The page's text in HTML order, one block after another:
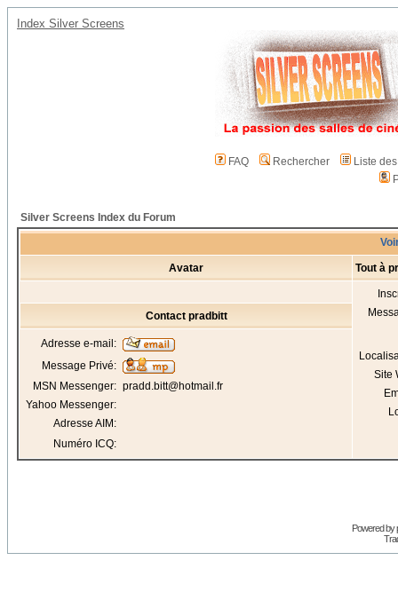
Index Silver Screens
FAQ Rechercher
Liste
Silver Screens Index du Forum
Avatar Tout à
Site
Contact pradbitt
Adresse e-mail:
Message Privé:
MSN Messenger: pradd.bitt@hotmail.fr
Yahoo Messenger:
Adresse AIM:
Numéro ICQ:
Powered by